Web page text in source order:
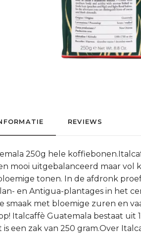
REVIEWS
250g hele
mooi uitgebalanceerd maar vol
tonen. In de afdronk
en Antigua-plantages in het
smaak met bloemige zuren en
Italcaffè Guatemala bestaat uit
een zak van 250 gram.Over